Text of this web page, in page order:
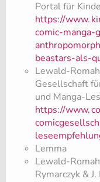
Portal für
https://www.
comic-manga-
beastars-als-
Lewald-
Gesellschaft
und Manga-
https://www.
Lemma
Lewald-
Rymarczyk &